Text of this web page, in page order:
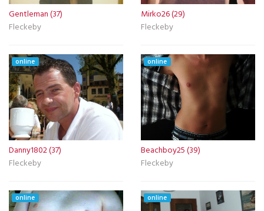
Gentleman (37)
Fleckeby
Mirko26 (29)
Fleckeby
online
Danny1802 (37)
Fleckeby
online
Beachboy25 (39)
Fleckeby
online online